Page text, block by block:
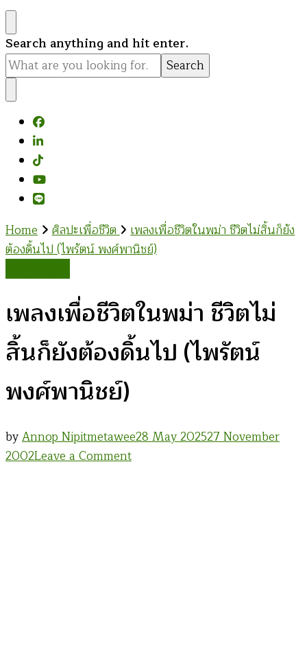
Looking
for
Something?
Search anything and hit enter.
Home ศิลปะเพื่อชีวิต เพลงเพื่อชีวิตในพม่า ชีวิตไม่สิ้นก็ยัง
ต้องดิ้นไป (ไพรัตน์ พงศ์พานิชย์)
เพลงเพื่อชีวิตในพม่า ชีวิตไม่
สิ้นก็ยังต้องดิ้นไป (ไพรัตน์
พงศ์พานิชย์)
byAnnop Nipitmetawee28 May 202527 November
2002Leave a Commenton